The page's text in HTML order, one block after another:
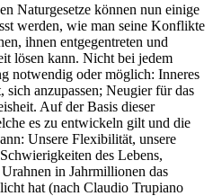
Naturgesetze können nun einige
werden, wie man seine Konflikte
ihnen entgegentreten und
lösen kann. Nicht bei jedem
notwendig oder möglich: Inneres
anzupassen; Neugier für das
Auf der Basis dieser
es zu entwickeln gilt und die
Unsere Flexibilität, unsere
des Lebens,
in Jahrmillionen das
hat (nach Claudio Trupiano